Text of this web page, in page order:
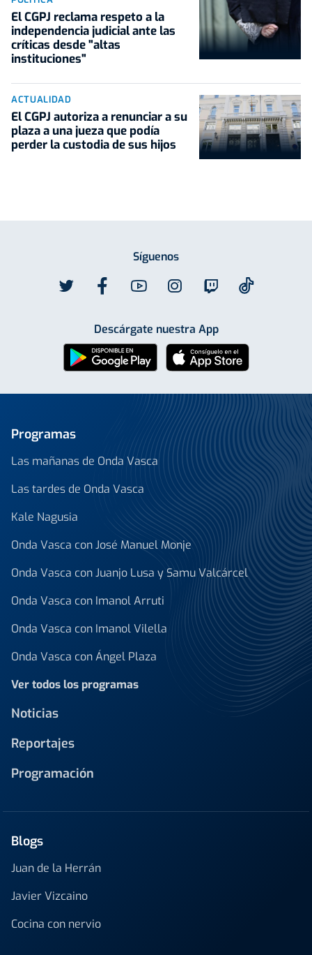
El CGPJ reclama respeto a la
independencia judicial ante las
críticas desde "altas
instituciones"
ACTUALIDAD
El CGPJ autoriza a renunciar a su
plaza a una jueza que podía
perder la custodia de sus hijos
Síguenos
Descárgate nuestra App
Programas
Las mañanas de Onda Vasca
Las tardes de Onda Vasca
Kale Nagusia
Onda Vasca con José Manuel Monje
Onda Vasca con Juanjo Lusa y Samu Valcárcel
Onda Vasca con Imanol Arruti
Onda Vasca con Imanol Vilella
Onda Vasca con Ángel Plaza
Ver todos los programas
Noticias
Reportajes
Programación
Blogs
Juan de la Herrán
Javier Vizcaino
Cocina con nervio